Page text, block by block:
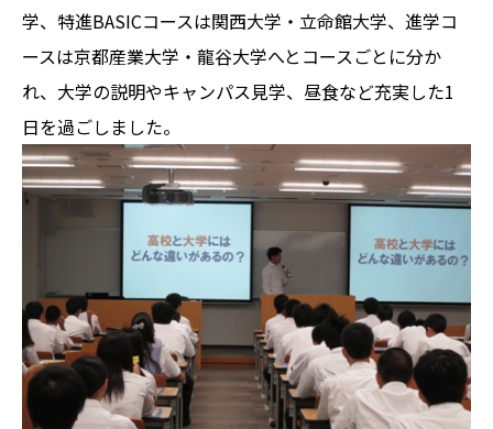
学、特進BASICコースは関西大学・立命館大学、進学コ
ースは京都産業大学・龍谷大学へとコースごとに分か
れ、大学の説明やキャンパス見学、昼食など充実した1
日を過ごしました。